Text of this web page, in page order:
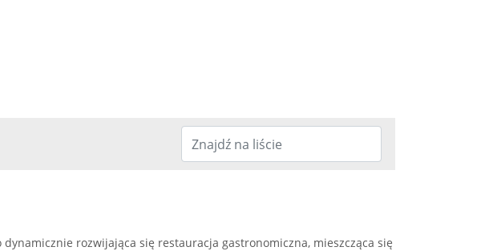
dynamicznie rozwijająca się restauracja gastronomiczna, mieszcząca się